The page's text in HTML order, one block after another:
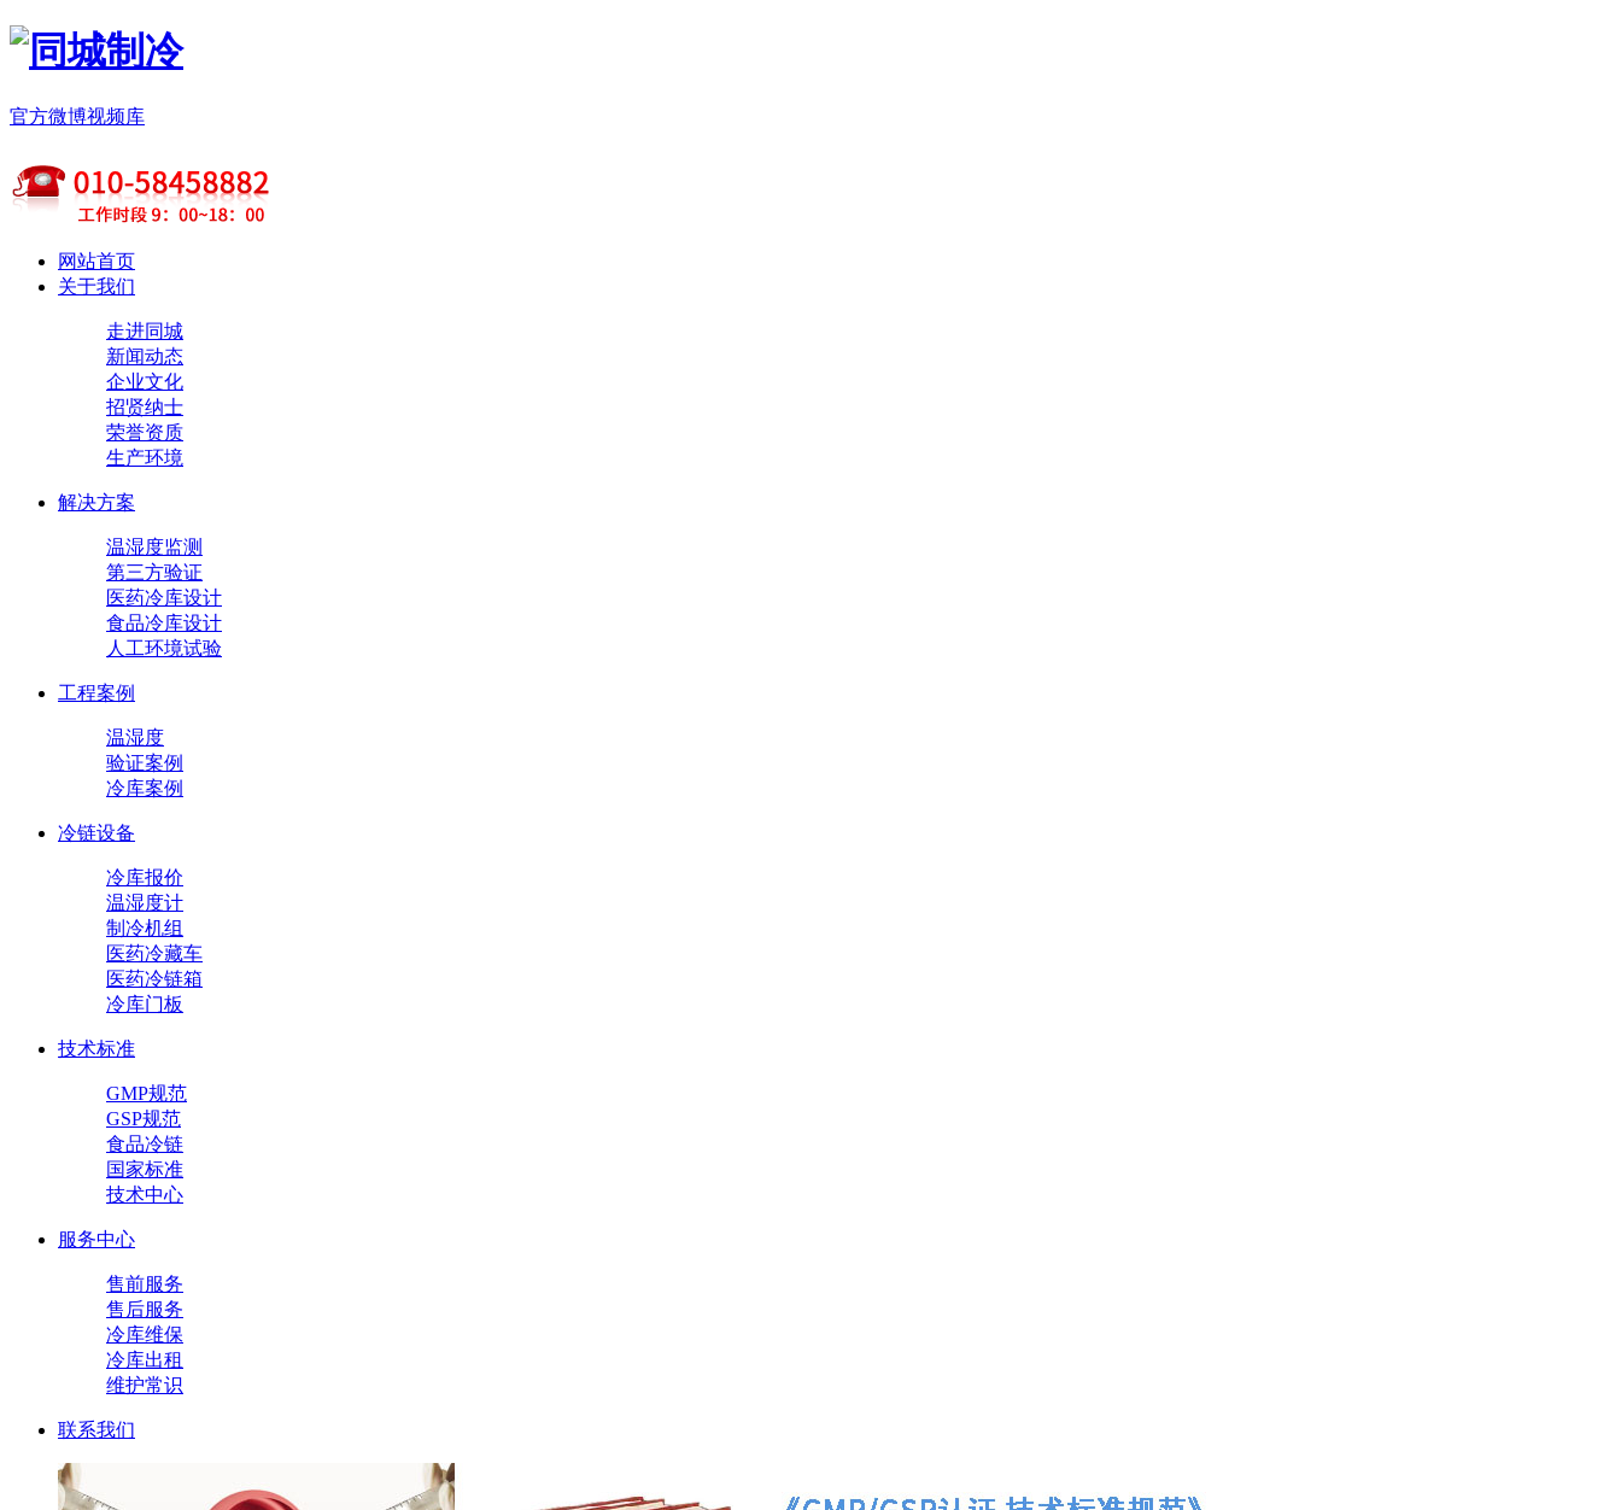
官方微博视频库
网站首页
关于我们
走进同城
新闻动态
企业文化
招贤纳士
荣誉资质
生产环境
解决方案
温湿度监测
第三方验证
医药冷库设计
食品冷库设计
人工环境试验
工程案例
温湿度
验证案例
冷库案例
冷链设备
冷库报价
温湿度计
制冷机组
医药冷藏车
医药冷链箱
冷库门板
技术标准
GMP规范
GSP规范
食品冷链
国家标准
技术中心
服务中心
售前服务
售后服务
冷库维保
冷库出租
维护常识
联系我们